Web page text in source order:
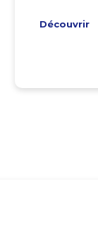
Découvrir